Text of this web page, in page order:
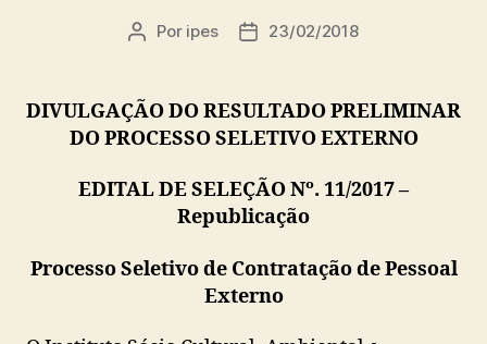
Autor
Por ipes
Data23/02/2018
DIVULGAÇÃO DO RESULTADO PRELIMINAR
DO PROCESSO SELETIVO EXTERNO
EDITAL DE SELEÇÃO Nº. 11/2017 –
Republicação
Processo Seletivo de Contratação de Pessoal
Externo